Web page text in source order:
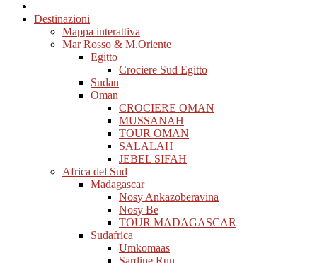
Destinazioni
Mappa interattiva
Mar Rosso & M.Oriente
Egitto
Crociere Sud Egitto
Sudan
Oman
CROCIERE OMAN
MUSSANAH
TOUR OMAN
SALALAH
JEBEL SIFAH
Africa del Sud
Madagascar
Nosy Ankazoberavina
Nosy Be
TOUR MADAGASCAR
Sudafrica
Umkomaas
Sardine Run